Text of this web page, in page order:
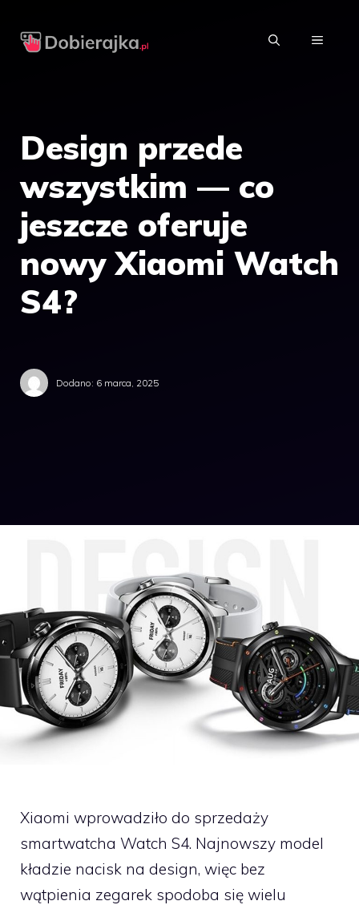
MENU
Design przede
wszystkim — co
jeszcze oferuje
nowy Xiaomi Watch
S4?
Dodano: 6 marca, 2025
Xiaomi wprowadziło do sprzedaży
smartwatcha Watch S4. Najnowszy model
kładzie nacisk na design, więc bez
wątpienia zegarek spodoba się wielu